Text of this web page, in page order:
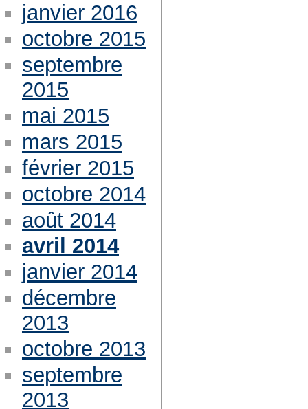
janvier 2016
octobre 2015
septembre
2015
mai 2015
mars 2015
février 2015
octobre 2014
août 2014
avril 2014
janvier 2014
décembre
2013
octobre 2013
septembre
2013